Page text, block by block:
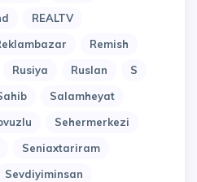
REALTV
Remish
Rusiya Ruslan
S
Salamheyat
Sehermerkezi
Seniaxtariram
Sevdiyiminsan